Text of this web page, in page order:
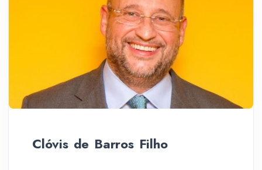
Clóvis de Barros Filho